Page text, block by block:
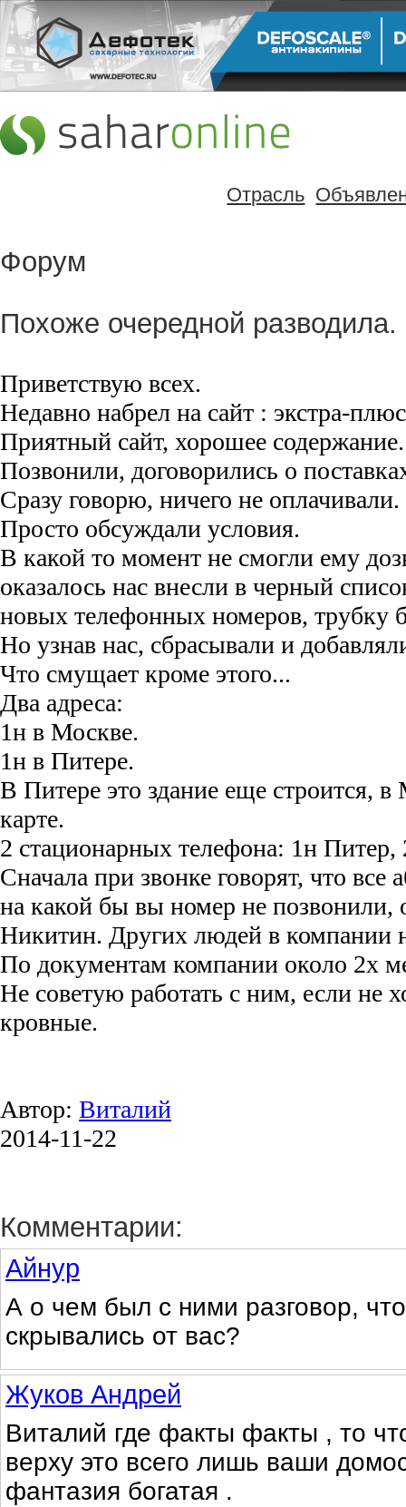
Отрасль
Форум
Похоже очередной разводила.
Приветствую всех.
Недавно набрел на сайт : экстра-
Приятный сайт, хорошее содержание.
Позвонили, договорились о
Сразу говорю, ничего не оплачивали.
Просто обсуждали условия.
В какой то момент не смогли ему
оказалось нас внесли в черный
новых телефонных номеров, трубку
Но узнав нас, сбрасывали и
Что смущает кроме этого...
Два адреса:
1н в Москве.
1н в Питере.
В Питере это здание еще строится, в
карте.
2 стационарных телефона: 1н
Сначала при звонке говорят, что
на какой бы вы номер не позвонили,
Никитин. Других людей в компании
По документам компании около 2х
Не советую работать с ним, если не
кровные.
Автор: Виталий
2014-11-22
Комментарии:
Айнур
А о чем был с ними разговор,
скрывались от вас?
Жуков Андрей
Виталий где факты факты , то
верху это всего лишь ваши
фантазия богатая .